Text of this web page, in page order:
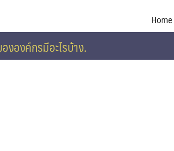
Home
องค์กรมีอะไรบ้าง.